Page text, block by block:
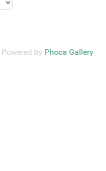
Powered by Phoca Gallery